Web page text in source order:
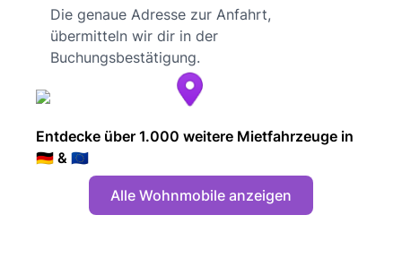
Die genaue Adresse zur Anfahrt,
übermitteln wir dir in der
Buchungsbestätigung.
Entdecke über 1.000 weitere Mietfahrzeuge in
🇩🇪 & 🇪🇺
Alle Wohnmobile anzeigen